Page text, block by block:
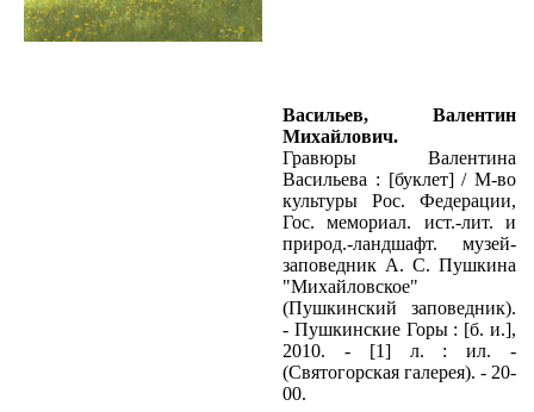
Васильев, Валентин
Михайлович.
Гравюры Валентина
Васильева : [буклет] / М-во
культуры Рос. Федерации,
Гос. мемориал. ист.-лит. и
природ.-ландшафт. музей-
заповедник А. С. Пушкина
"Михайловское"
(Пушкинский заповедник).
- Пушкинские Горы : [б. и.],
2010. - [1] л. : ил. -
(Святогорская галерея). - 20-
00.